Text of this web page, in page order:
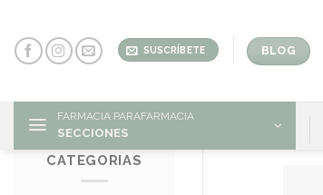
content
SUSCRÍBETE BLOG
FARMACIA PARAFARMACIA
SECCIONES
CATEGORIAS